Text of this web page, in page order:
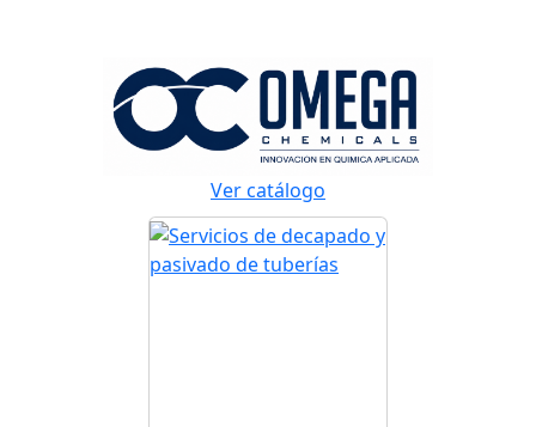
Ver catálogo